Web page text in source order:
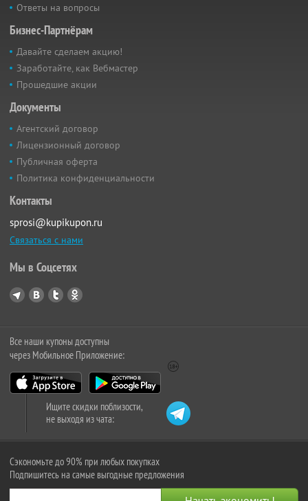
Ответы на вопросы
Бизнес-Партнёрам
Давайте сделаем акцию!
Заработайте, как Вебмастер
Прошедшие акции
Документы
Агентский договор
Лицензионный договор
Публичная оферта
Политика конфиденциальности
Контакты
sprosi@kupikupon.ru
Связаться с нами
Мы в Соцсетях
Все наши купоны доступны
через Мобильное Приложение:
Ищите скидки поблизости,
не выходя из чата:
Сэкономьте до 90% при любых покупках
Подпишитесь на самые выгодные предложения